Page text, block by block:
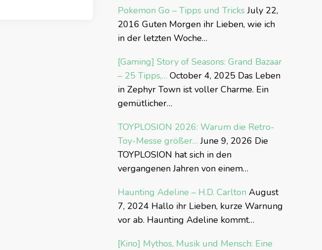
Pokemon Go – Tipps und Tricks July 22,
2016 Guten Morgen ihr Lieben, wie ich
in der letzten Woche…
[Gaming] Story of Seasons: Grand Bazaar
– 25 Tipps,… October 4, 2025 Das Leben
in Zephyr Town ist voller Charme. Ein
gemütlicher…
TOYPLOSION 2026: Warum die Retro-
Toy-Messe größer… June 9, 2026 Die
TOYPLOSION hat sich in den
vergangenen Jahren von einem…
Haunting Adeline – H.D. Carlton August
7, 2024 Hallo ihr Lieben, kurze Warnung
vor ab. Haunting Adeline kommt…
[Kino] Mythos, Musik und Mensch: Eine